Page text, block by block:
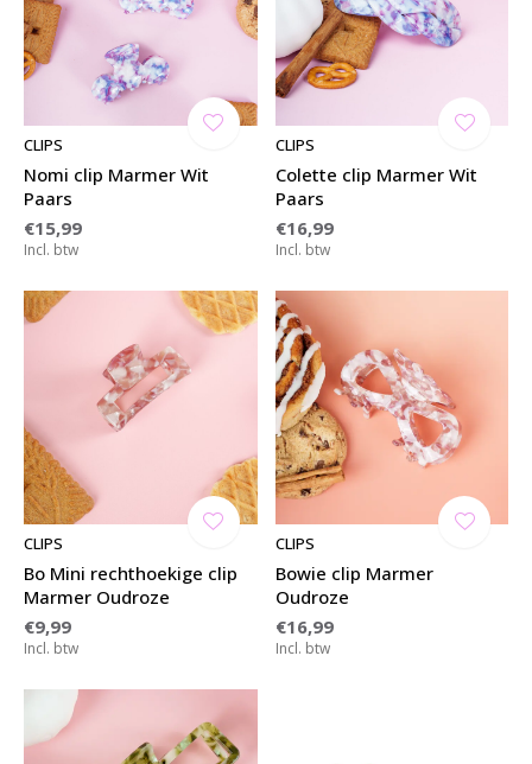
CLIPS
Nomi clip Marmer Wit
Paars
€15,99
Incl. btw
CLIPS
Colette clip Marmer Wit
Paars
€16,99
Incl. btw
CLIPS
Bo Mini rechthoekige clip
Marmer Oudroze
€9,99
Incl. btw
CLIPS
Bowie clip Marmer
Oudroze
€16,99
Incl. btw